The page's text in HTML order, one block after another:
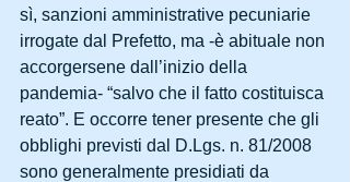
sì, sanzioni amministrative pecuniarie
irrogate dal Prefetto, ma -è abituale non
accorgersene dall’inizio della
pandemia- “salvo che il fatto costituisca
reato”. E occorre tener presente che gli
obblighi previsti dal D.Lgs. n. 81/2008
sono generalmente presidiati da